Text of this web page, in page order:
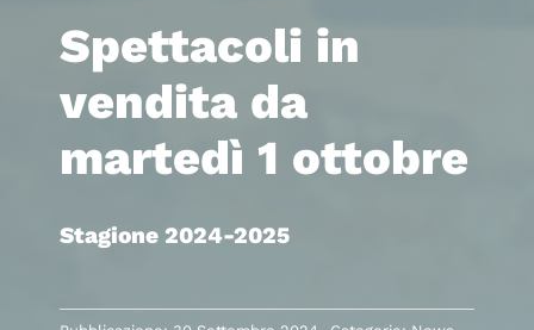
Spettacoli in
vendita da
martedì 1 ottobre
Stagione 2024-2025